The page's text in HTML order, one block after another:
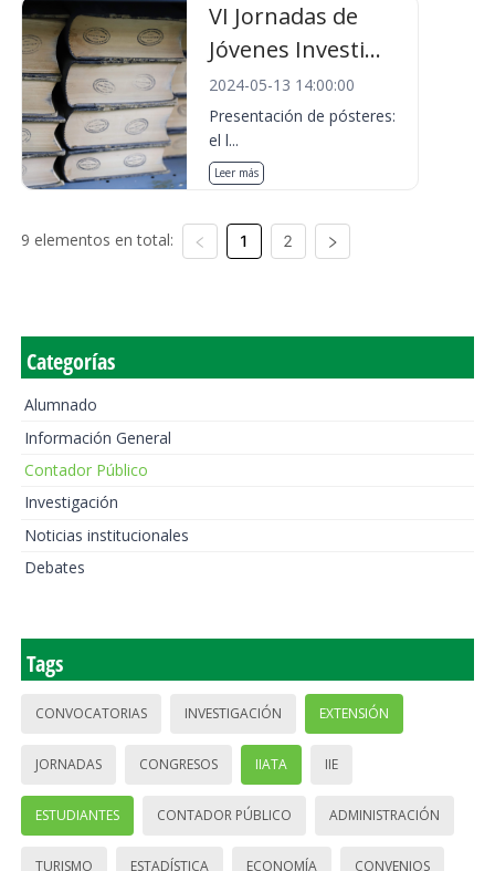
VI Jornadas de
Jóvenes Investi...
2024-05-13 14:00:00
Presentación de pósteres:
el l...
Leer más
9 elementos en total: 1 2
Categorías
Alumnado
Información General
Contador Público
Investigación
Noticias institucionales
Debates
Tags
CONVOCATORIAS INVESTIGACIÓN EXTENSIÓN
JORNADAS CONGRESOS IIATA IIE
ESTUDIANTES CONTADOR PÚBLICO ADMINISTRACIÓN
TURISMO ESTADÍSTICA ECONOMÍA CONVENIOS